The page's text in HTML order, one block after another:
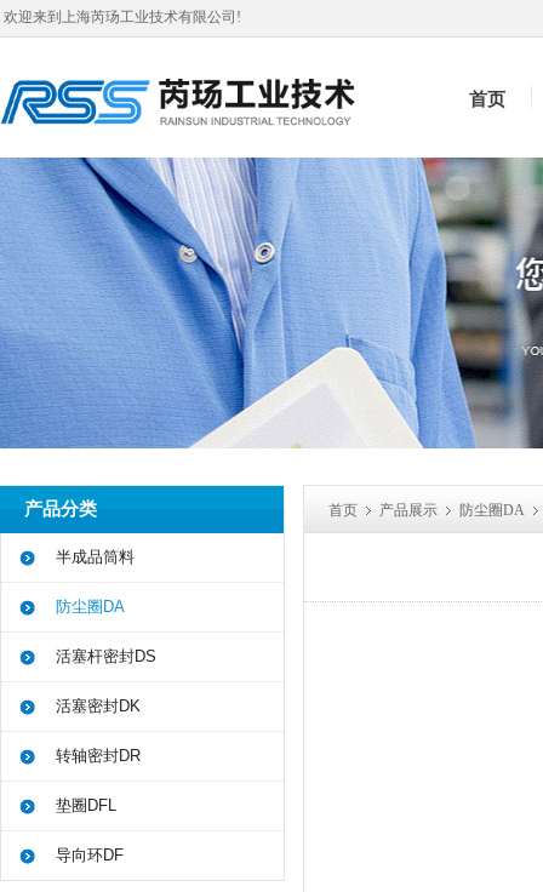
欢迎来到上海芮玚工业技术有限公司!
首页
产品分类
半成品筒料
防尘圈DA
活塞杆密封DS
活塞密封DK
转轴密封DR
垫圈DFL
导向环DF
首页 产品展示 防尘圈DA